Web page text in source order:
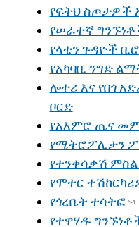
የፍትህ ስጦታዎች
የሠራተኛ
የላቲን ጉዳዮች ቢሮ
የአካባቢ ንግድ
ሎተሪ እና የበጎ
ቦርድ
የአእምሮ ጤና
የሜትሮፖሊታን
የተንቀሳቃሽ
የሞተር
የጎረቤት ተሳትፎ
የተዋሃዱ